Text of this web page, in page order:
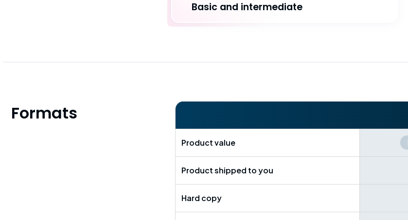
Basic and intermediate
Formats
Product value
Product shipped to you
Hard copy